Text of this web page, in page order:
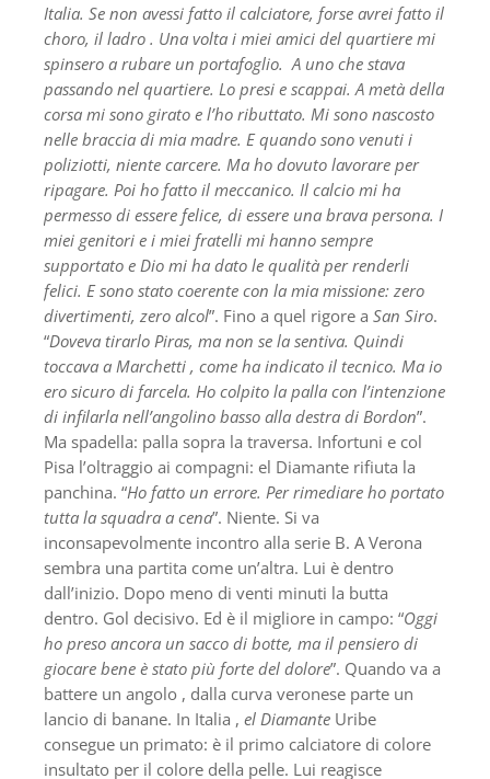
Italia. Se non avessi fatto il calciatore, forse avrei fatto il
choro, il ladro . Una volta i miei amici del quartiere mi
spinsero a rubare un portafoglio. A uno che stava
passando nel quartiere. Lo presi e scappai. A metà della
corsa mi sono girato e l’ho ributtato. Mi sono nascosto
nelle braccia di mia madre. E quando sono venuti i
poliziotti, niente carcere. Ma ho dovuto lavorare per
ripagare. Poi ho fatto il meccanico. Il calcio mi ha
permesso di essere felice, di essere una brava persona. I
miei genitori e i miei fratelli mi hanno sempre
supportato e Dio mi ha dato le qualità per renderli
felici. E sono stato coerente con la mia missione: zero
divertimenti, zero alcol”. Fino a quel rigore a San Siro.
“Doveva tirarlo Piras, ma non se la sentiva. Quindi
toccava a Marchetti , come ha indicato il tecnico. Ma io
ero sicuro di farcela. Ho colpito la palla con l’intenzione
di infilarla nell’angolino basso alla destra di Bordon”.
Ma spadella: palla sopra la traversa. Infortuni e col
Pisa l’oltraggio ai compagni: el Diamante rifiuta la
panchina. “Ho fatto un errore. Per rimediare ho portato
tutta la squadra a cena”. Niente. Si va
inconsapevolmente incontro alla serie B. A Verona
sembra una partita come un’altra. Lui è dentro
dall’inizio. Dopo meno di venti minuti la butta
dentro. Gol decisivo. Ed è il migliore in campo: “Oggi
ho preso ancora un sacco di botte, ma il pensiero di
giocare bene è stato più forte del dolore”. Quando va a
battere un angolo , dalla curva veronese parte un
lancio di banane. In Italia , el Diamante Uribe
consegue un primato: è il primo calciatore di colore
insultato per il colore della pelle. Lui reagisce